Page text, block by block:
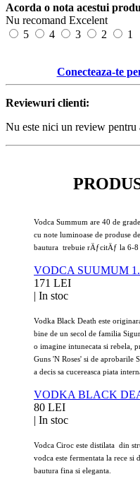
Acorda o nota acestui
Nu recomand Excelent
5
4 3 2 1
Conecteaza-te
Reviewuri clienti:
Nu este nici un review pentru
Vodca Summum are 40 de
cu note luminoase de produse
bautura trebuie rÄƒcitÄƒ la 6-8
VODCA SUUMUM
171 LEI
| In stoc
Vodka Black Death este
bine de un secol de familia
o imagine intunecata si rebela,
Guns 'N Roses' si de aprobarile
a decis sa cucereasca piata
VODKA BLACK
80 LEI
| In stoc
Vodca Ciroc este distilata din
vodca este fermentata la rece si
bautura fina si eleganta.